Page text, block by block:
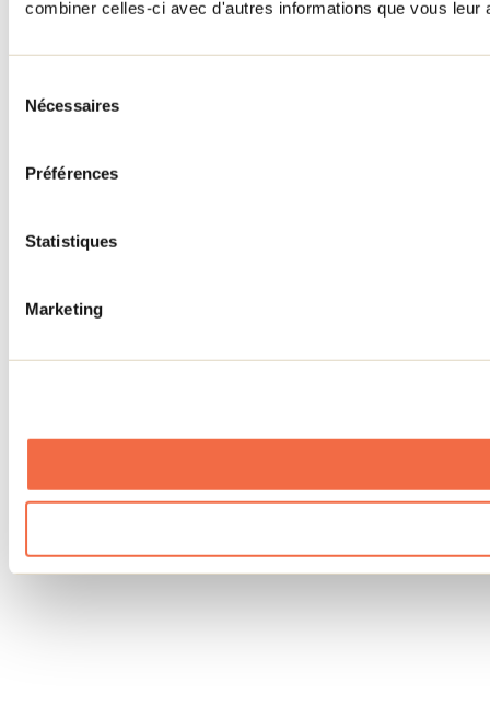
combiner celles-ci avec d'autres informations que vous
Nécessaires
Préférences
Statistiques
Marketing